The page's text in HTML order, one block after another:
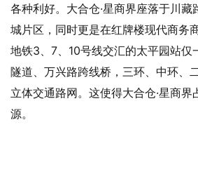
各种利好。大合仓·星商界座落于川
城片区，同时更是在红牌楼现代商务
地铁3、7、10号线交汇的太平园站仅
隧道、万兴路跨线桥，三环、中环、
立体交通路网。这使得大合仓·星商界
源。